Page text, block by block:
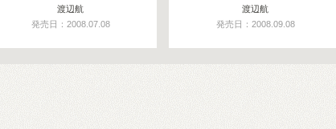
渡辺航
発売日：2008.07.08
渡辺航
発売日：2008.09.08